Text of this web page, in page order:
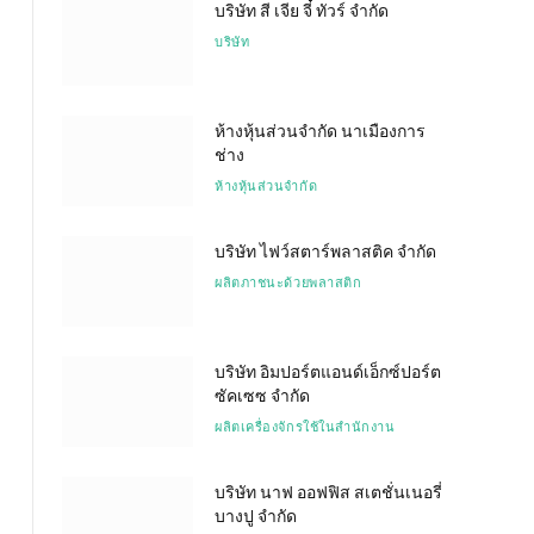
บริษัท สี เจีย จี๋ ทัวร์ จำกัด
บริษัท
ห้างหุ้นส่วนจำกัด นาเมืองการ
ช่าง
ห้างหุ้นส่วนจำกัด
บริษัท ไฟว์สตาร์พลาสติค จำกัด
ผลิตภาชนะด้วยพลาสติก
บริษัท อิมปอร์ตแอนด์เอ็กซ์ปอร์ต
ซัคเซซ จำกัด
ผลิตเครื่องจักรใช้ในสำนักงาน
บริษัท นาฟ ออฟฟิส สเตชั่นเนอรี่
บางปู จำกัด